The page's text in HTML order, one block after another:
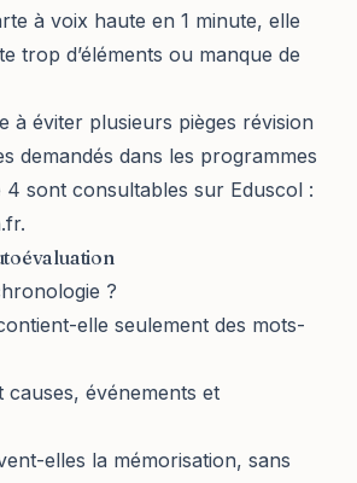
à voix haute en 1 minute, elle
trop d’éléments ou manque de
à éviter plusieurs pièges révision
demandés dans les programmes
4 sont consultables sur Eduscol :
.
?
elle seulement des mots-
événements et
elles la mémorisation, sans